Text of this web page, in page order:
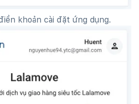
khoản cài đặt ứng dụng.